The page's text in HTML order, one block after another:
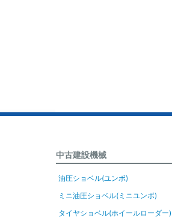
中古建設機械
油圧ショベル(ユンボ)
ミニ油圧ショベル(ミニユンボ)
タイヤショベル(ホイールローダー)